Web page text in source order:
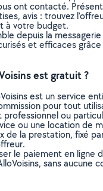
ont contacté.
avis : trouvez
à votre budget.
depuis la
et efficaces
est gratuit ?
est un service
pour tout
professionnel ou
ou une location de
de la prestation, fixé
le paiement en ligne
sans aucune